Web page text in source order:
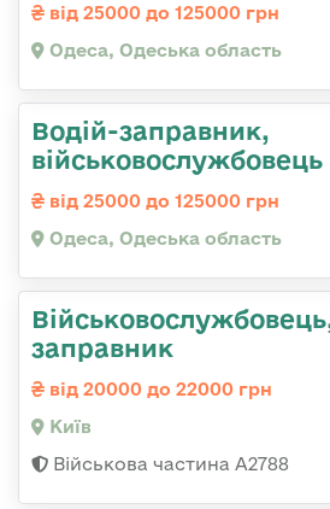
від 25000 до 125000 грн
Одеса, Одеська область
Водій-заправник,
військовослужбовець
від 25000 до 125000 грн
Одеса, Одеська область
заправник
від 20000 до 22000 грн
Київ
Військова частина А2788